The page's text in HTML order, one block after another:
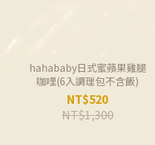
hahababy日式蜜蘋果雞腿
咖哩(6入調理包不含飯)
NT$520
NT$1,300